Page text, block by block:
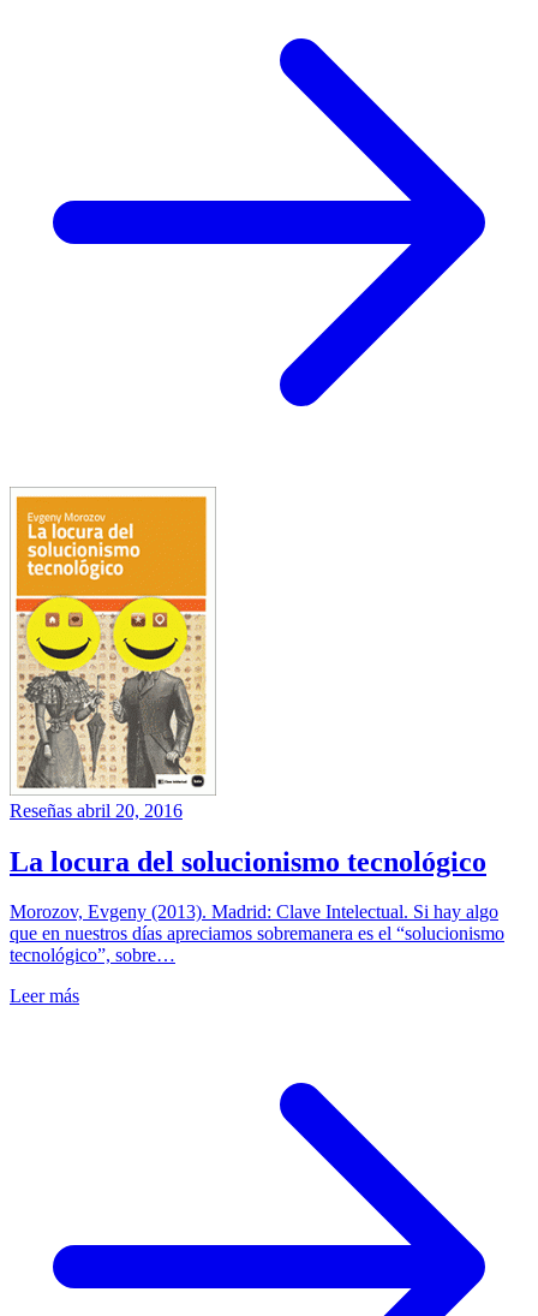
Reseñas abril 20, 2016
La locura del solucionismo tecnológico
Morozov, Evgeny (2013). Madrid: Clave Intelectual. Si hay algo
que en nuestros días apreciamos sobremanera es el “solucionismo
tecnológico”, sobre…
Leer más